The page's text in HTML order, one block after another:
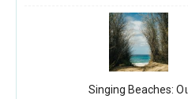
Singing Beaches: Οι